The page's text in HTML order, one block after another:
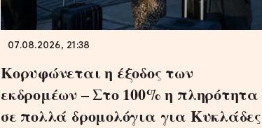
07.08.2026, 21:38
Κορυφώνεται η έξοδος των
εκδρομέων – Στο 100% η πληρότητα
σε πολλά δρομολόγια για Κυκλάδες